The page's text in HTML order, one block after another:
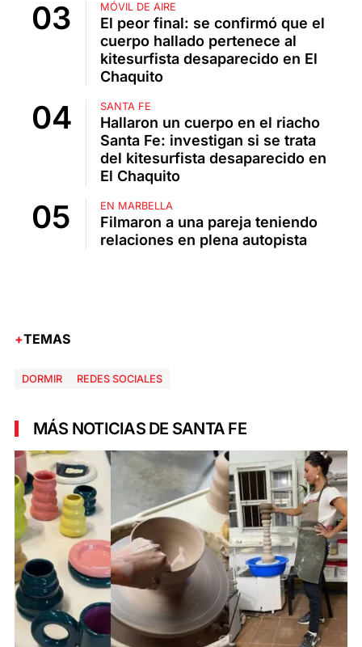
MÓVIL DE AIRE
El peor final: se confirmó que el
cuerpo hallado pertenece al
kitesurfista desaparecido en El
Chaquito
SANTA FE
Hallaron un cuerpo en el riacho
Santa Fe: investigan si se trata
del kitesurfista desaparecido en
El Chaquito
EN MARBELLA
Filmaron a una pareja teniendo
relaciones en plena autopista
TEMAS
DORMIR REDES SOCIALES
MÁS NOTICIAS DE SANTA FE